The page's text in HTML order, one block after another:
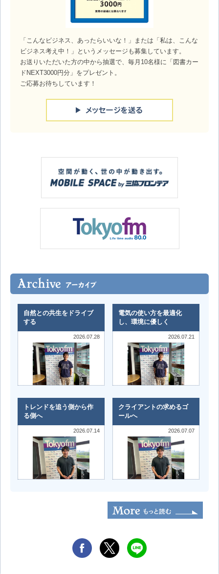
「こんなビジネス、あったらいいな！」または「私は、こんな
ビジネス考え中！」というメッセージも募集しています。
お送りいただいた方の中から抽選で、毎月10名様に「図書カー
ドNEXT3000円分」をプレゼント。
ご応募お待ちしています！
自然との共生をドライブ
する
2026.07.28
電気の使い方を最適化
し、環境に優しく
2026.07.21
トレンドを追う側から作
る側へ
2026.07.14
クライアントの求めるゴ
ールへ
2026.07.07